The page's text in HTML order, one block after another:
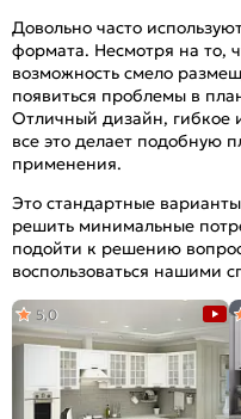
Довольно часто
формата. Несмотря на то,
возможность смело
появиться проблемы в
Отличный дизайн, гибкое
все это делает подобную
применения.
Это стандартные
решить минимальные
подойти к решению
воспользоваться нашими
5,0